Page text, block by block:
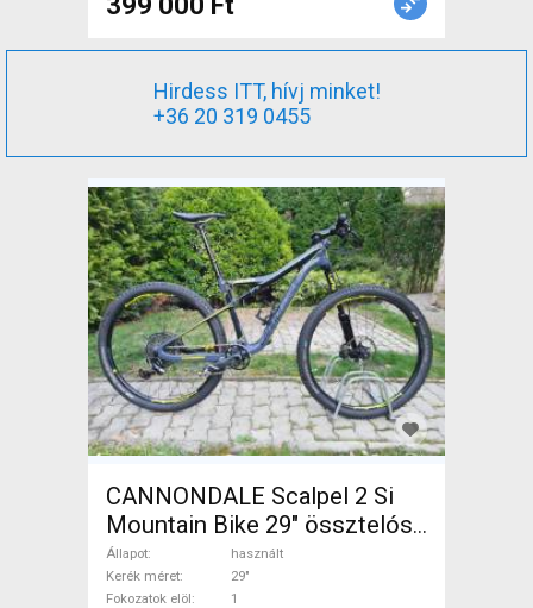
Hirdess ITT, hívj minket!
+36 20 319 0455
CANNONDALE Scalpel 2 Si
Mountain Bike 29" össztelós
/ fully használt ELADÓ
Állapot
használt
Kerék méret
29"
Fokozatok elöl
1